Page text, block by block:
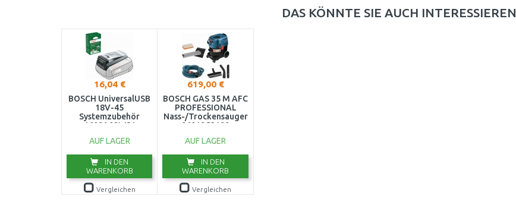
DAS KÖNNTE SIE AUCH INTERESSIEREN
16,04 €
BOSCH UniversalUSB
18V-45
Systemzubehör
1600A02WS1
AUF LAGER
IN DEN
WARENKORB
Vergleichen
619,00 €
BOSCH GAS 35 M AFC
PROFESSIONAL
Nass-/Trockensauger
06019C3100
AUF LAGER
IN DEN
WARENKORB
Vergleichen